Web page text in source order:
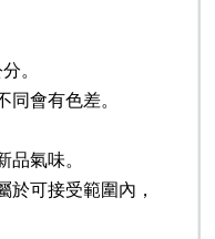
。
同會有色差。
品氣味。
於可接受範圍內，